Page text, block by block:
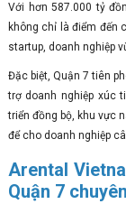
Với hơn 587.000 tỷ
không chỉ là điểm đến
startup, doanh nghiệp
Đặc biệt, Quận 7 tiên
trợ doanh nghiệp xúc
triển đồng bộ, khu vực
để cho doanh nghiệp
Arental
Quận 7